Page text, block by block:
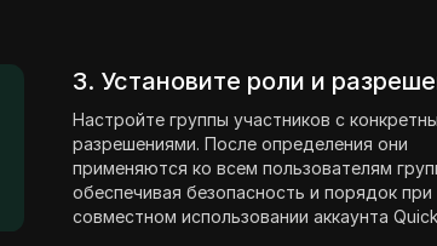
3. Установите роли и
Настройте группы участников с
разрешениями. После определения они
применяются ко всем пользователям
обеспечивая безопасность и порядок при
совместном использовании аккаунта